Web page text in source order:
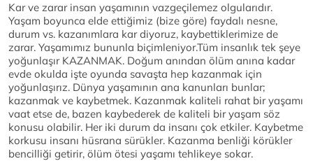
Kar ve zarar insan yaşamının vazgeçilemez olgularıdır.
Yaşam boyunca elde ettiğimiz (bize göre) faydalı nesne,
durum vs. kazanımlara kar diyoruz, kaybettiklerimize de
zarar. Yaşamımız bununla biçimleniyor.Tüm insanlık tek şeye
yoğunlaşır KAZANMAK. Doğum anından ölüm anına kadar
evde okulda işte oyunda savaşta hep kazanmak için
yoğunlaşırız. Dünya yaşamının ana kanunları bunlar;
kazanmak ve kaybetmek. Kazanmak kaliteli rahat bir yaşamı
vaat etse de, bazen kaybederek de kaliteli bir yaşam söz
konusu olabilir. Her iki durum da insanı çok etkiler. Kaybetme
korkusu insanı hüsrana sürükler. Kazanma benliği körükler
bencilliği getirir, ölüm ötesi yaşamı tehlikeye sokar.